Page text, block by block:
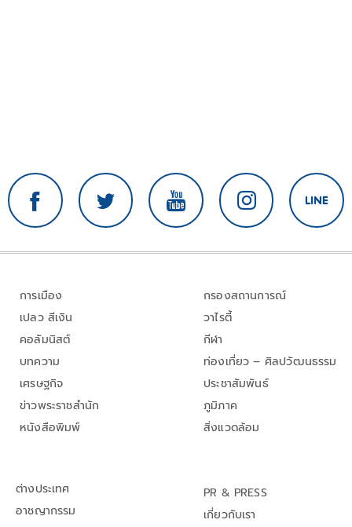
การเมือง
เปลว สีเงิน
คอลัมนิสต์
บทความ
เศรษฐกิจ
ข่าวพระราชสำนัก
หนังสือพิมพ์
กรองสถานการณ์
วาไรตี้
กีฬา
ท่องเที่ยว – ศิลปวัฒนธรรม
ประชาสัมพันธ์
ภูมิภาค
สิ่งแวดล้อม
ต่างประเทศ
อาชญากรรม
PR & PRESS
เกี่ยวกับเรา